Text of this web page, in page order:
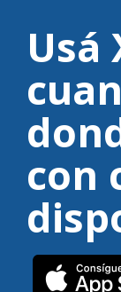
Usá
con